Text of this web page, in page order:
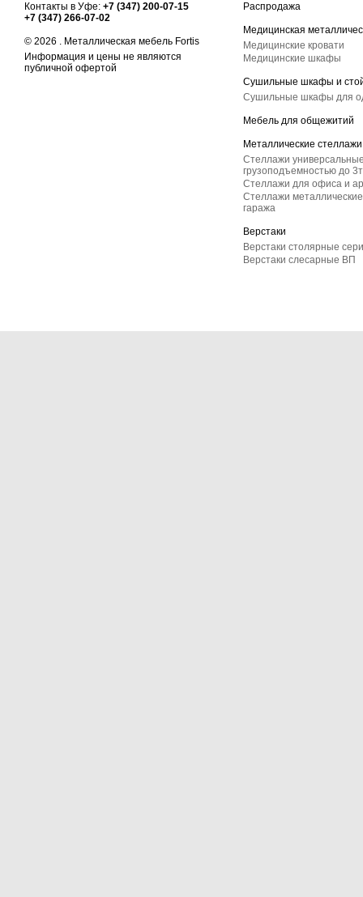
Контакты в Уфе: +7 (347) 200-07-15
+7 (347) 266-07-02
© 2026 . Металлическая мебель Fortis
Информация и цены не являются
публичной офертой
Распродажа
Медицинская
Медицинские кровати
Медицинские шкафы
Сушильные шкафы и
Сушильные шкафы для
Мебель для общежитий
Металлические стеллажи
Стеллажи
грузоподъемностью до
Стеллажи для офиса и
Стеллажи
гаража
Верстаки
Верстаки столярные
Верстаки слесарные ВП